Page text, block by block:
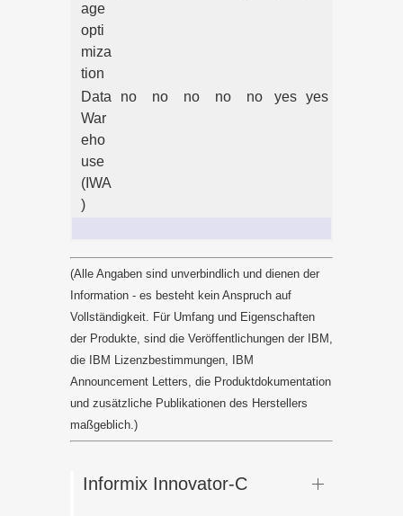
age
opti
miza
tion
Data
War
eho
use
(IWA
)
no no no no no yes yes
(Alle Angaben sind unverbindlich und dienen der
Information - es besteht kein Anspruch auf
Vollständigkeit. Für Umfang und Eigenschaften
der Produkte, sind die Veröffentlichungen der IBM,
die IBM Lizenzbestimmungen, IBM
Announcement Letters, die Produktdokumentation
und zusätzliche Publikationen des Herstellers
maßgeblich.)
Informix Innovator-C